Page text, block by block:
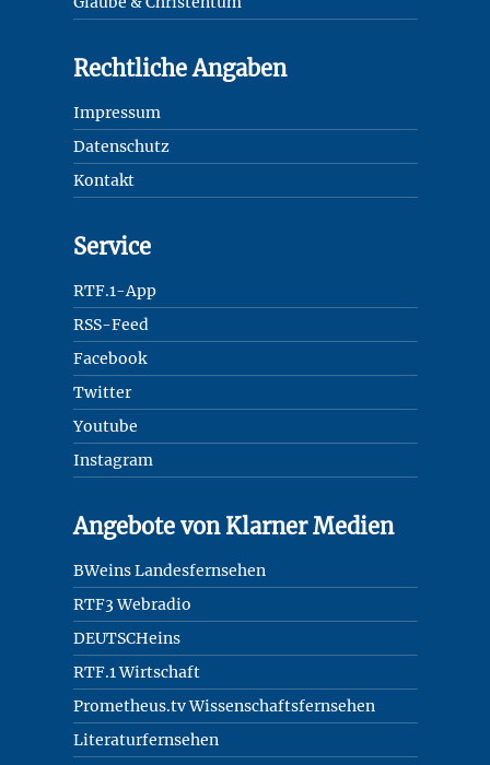
Rechtliche Angaben
Impressum
Datenschutz
Kontakt
Service
RTF.1-App
RSS-Feed
Facebook
Twitter
Youtube
Instagram
Angebote von Klarner Medien
BWeins Landesfernsehen
RTF3 Webradio
DEUTSCHeins
RTF.1 Wirtschaft
Prometheus.tv Wissenschaftsfernsehen
Literaturfernsehen